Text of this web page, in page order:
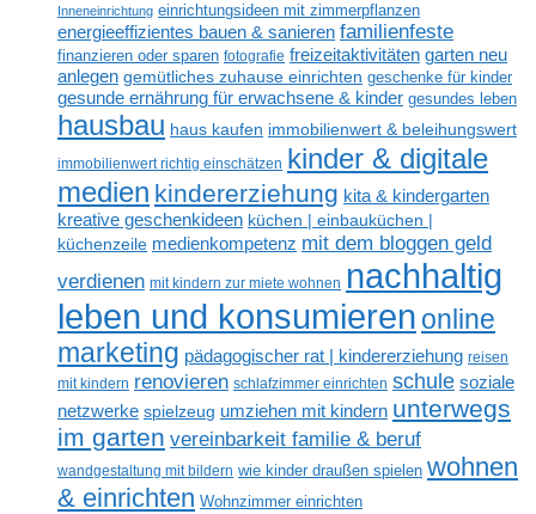
Inneneinrichtung einrichtungsideen mit zimmerpflanzen
energieeffizientes bauen & sanieren familienfeste
finanzieren oder sparen fotografie freizeitaktivitäten garten neu
anlegen gemütliches zuhause einrichten geschenke für kinder
gesunde ernährung für erwachsene & kinder gesundes leben
hausbau haus kaufen immobilienwert & beleihungswert
immobilienwert richtig einschätzen kinder & digitale
medien kindererziehung kita & kindergarten
kreative geschenkideen küchen | einbauküchen |
küchenzeile medienkompetenz mit dem bloggen geld
verdienen mit kindern zur miete wohnen nachhaltig
leben und konsumieren online
marketing pädagogischer rat | kindererziehung reisen
mit kindern renovieren schlafzimmer einrichten schule soziale
netzwerke spielzeug umziehen mit kindern unterwegs
im garten vereinbarkeit familie & beruf
wandgestaltung mit bildern wie kinder draußen spielen wohnen
& einrichten Wohnzimmer einrichten